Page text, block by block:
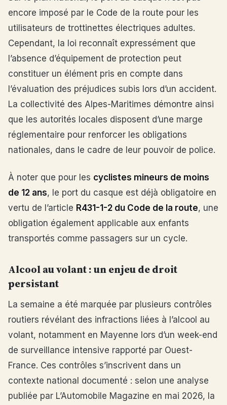
encore imposé par le Code de la route pour les
utilisateurs de trottinettes électriques adultes.
Cependant, la loi reconnaît expressément que
l’absence d’équipement de protection peut
constituer un élément pris en compte dans
l’évaluation des préjudices subis lors d’un accident.
La collectivité des Alpes-Maritimes démontre ainsi
que les autorités locales disposent d’une marge
réglementaire pour renforcer les obligations
nationales, dans le cadre de leur pouvoir de police.
À noter que pour les cyclistes mineurs de moins
de 12 ans, le port du casque est déjà obligatoire en
vertu de l’article R431-1-2 du Code de la route, une
obligation également applicable aux enfants
transportés comme passagers sur un cycle.
Alcool au volant : un enjeu de droit
persistant
La semaine a été marquée par plusieurs contrôles
routiers révélant des infractions liées à l’alcool au
volant, notamment en Mayenne lors d’un week-end
de surveillance intensive rapporté par Ouest-
France. Ces contrôles s’inscrivent dans un
contexte national documenté : selon une analyse
publiée par L’Automobile Magazine en mai 2026, la